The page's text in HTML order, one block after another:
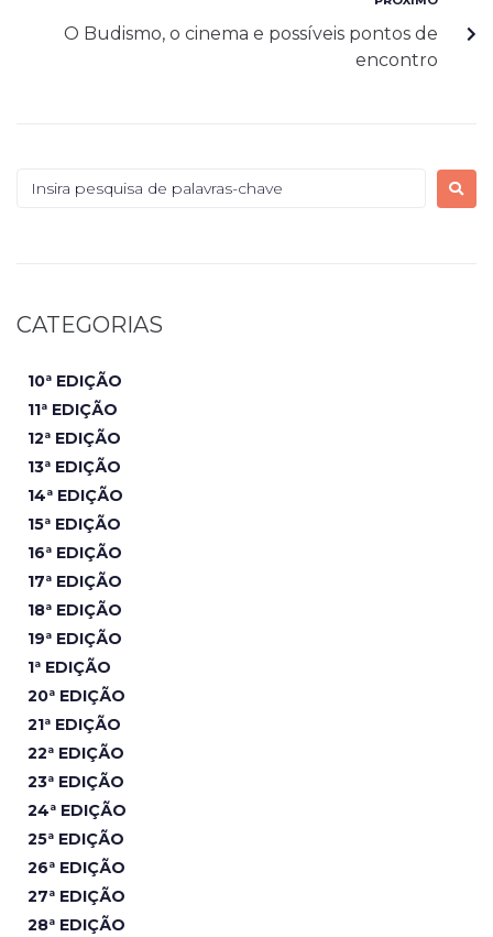
O Budismo, o cinema e possíveis pontos de
encontro
CATEGORIAS
10ª EDIÇÃO
11ª EDIÇÃO
12ª EDIÇÃO
13ª EDIÇÃO
14ª EDIÇÃO
15ª EDIÇÃO
16ª EDIÇÃO
17ª EDIÇÃO
18ª EDIÇÃO
19ª EDIÇÃO
1ª EDIÇÃO
20ª EDIÇÃO
21ª EDIÇÃO
22ª EDIÇÃO
23ª EDIÇÃO
24ª EDIÇÃO
25ª EDIÇÃO
26ª EDIÇÃO
27ª EDIÇÃO
28ª EDIÇÃO